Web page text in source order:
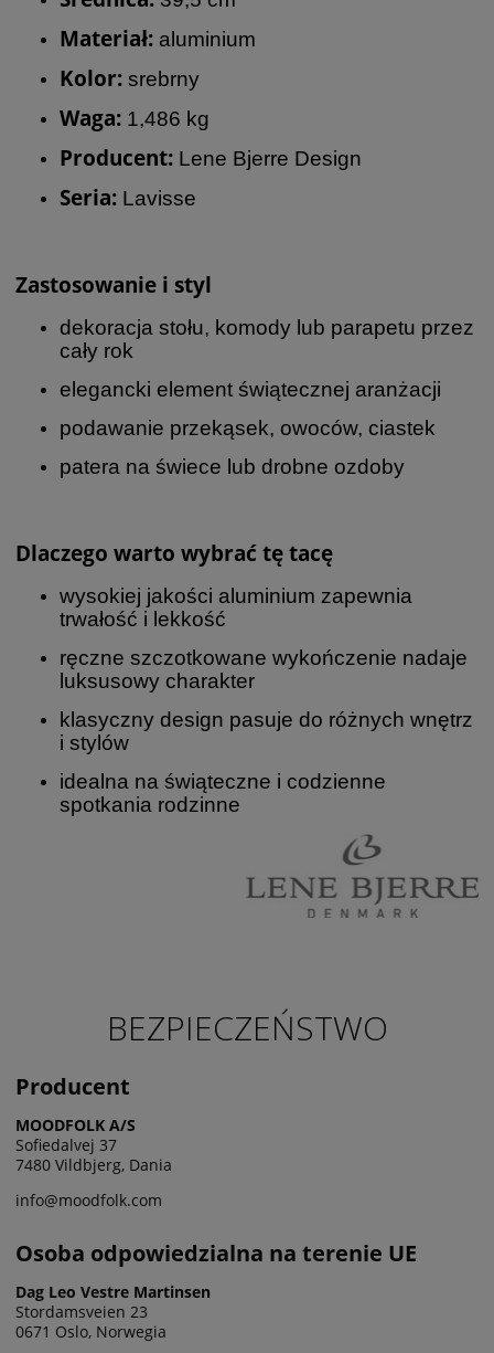
Materiał: aluminium
Kolor: srebrny
Waga: 1,486 kg
Producent: Lene Bjerre Design
Seria: Lavisse
Zastosowanie i styl
dekoracja stołu, komody lub parapetu przez
cały rok
elegancki element świątecznej aranżacji
podawanie przekąsek, owoców, ciastek
patera na świece lub drobne ozdoby
Dlaczego warto wybrać tę tacę
wysokiej jakości aluminium zapewnia
trwałość i lekkość
ręczne szczotkowane wykończenie nadaje
luksusowy charakter
klasyczny design pasuje do różnych wnętrz
i stylów
idealna na świąteczne i codzienne
spotkania rodzinne
BEZPIECZEŃSTWO
Producent
MOODFOLK A/S
Sofiedalvej 37
7480 Vildbjerg, Dania
info@moodfolk.com
Osoba odpowiedzialna na terenie UE
Dag Leo Vestre Martinsen
Stordamsveien 23
0671 Oslo, Norwegia